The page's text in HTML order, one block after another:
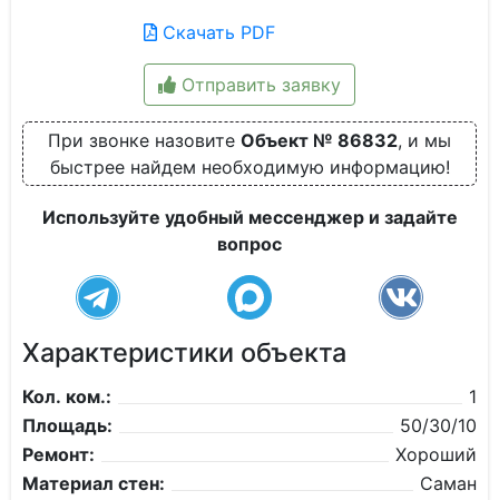
Скачать PDF
Отправить заявку
При звонке назовите Объект № 86832, и мы
быстрее найдем необходимую информацию!
Используйте удобный мессенджер и задайте
вопрос
Характеристики объекта
Кол. ком.:
1
Площадь:
50/30/10
Ремонт:
Хороший
Материал стен:
Саман